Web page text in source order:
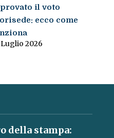
il voto
ecco come
Luglio 2026
della stampa: